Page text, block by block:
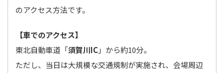
のアクセス方法です。
【車でのアクセス】
東北自動車道「須賀川IC」から約10分。
ただし、当日は大規模な交通規制が実施され、会場周辺